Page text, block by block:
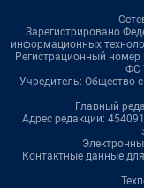
Зарегистрировано
информационных
Регистрационный
ФС
Учредитель: Общество
Главный
Адрес редакции:
Контактные данные